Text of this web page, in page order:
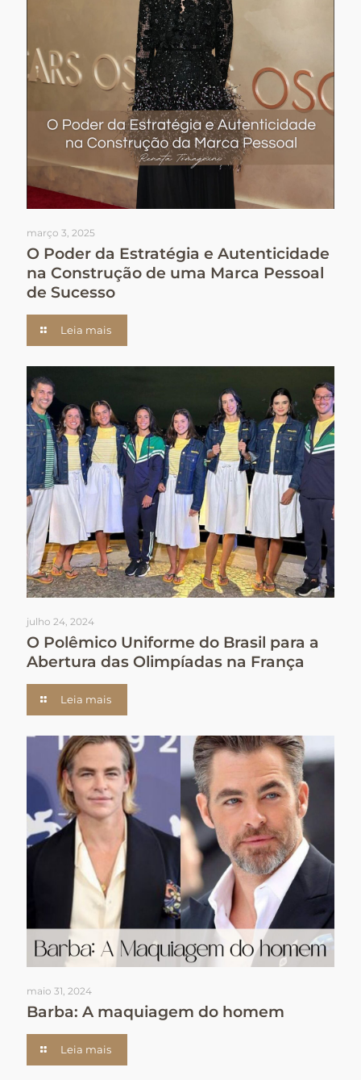
março 3, 2025
O Poder da Estratégia e Autenticidade
na Construção de uma Marca Pessoal
de Sucesso
Leia mais
julho 24, 2024
O Polêmico Uniforme do Brasil para a
Abertura das Olimpíadas na França
Leia mais
maio 31, 2024
Barba: A maquiagem do homem
Leia mais